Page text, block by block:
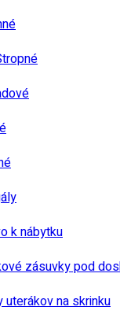
k nábytku
zásuvky pod
uterákov na skrinku